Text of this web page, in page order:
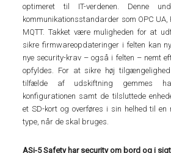
optimeret til IT-verdenen. Denne
kommunikationsstandarder som OPC UA,
MQTT. Takket være muligheden for at
sikre firmwareopdateringer i felten kan
nye security-krav – også i felten – nemt
opfyldes. For at sikre høj
tilfælde af udskiftning gemmes
konfigurationen samt de tilsluttede
et SD-kort og overføres i sin helhed til
type, når de skal bruges.
ASi-5 Safety har security om bord og i